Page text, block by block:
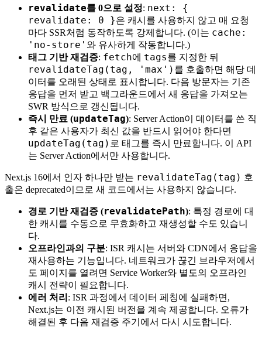
revalidate를 0으로 설정: next: {
revalidate: 0 }은 캐시를 사용하지 않고 매 요청
마다 SSR처럼 동작하도록 강제합니다. (이는 cache:
'no-store' 와 유사하게 작동합니다.)
태그 기반 재검증: fetch에 tags를 지정한 뒤
revalidateTag(tag, 'max') 를 호출하면 해당 데
이터를 오래된 상태로 표시합니다. 다음 방문자는 기존
응답을 먼저 받고 백그라운드에서 새 응답을 가져오는
SWR 방식으로 갱신됩니다.
즉시 만료 (updateTag): Server Action이 데이터를 쓴 직
후 같은 사용자가 최신 값을 반드시 읽어야 한다면
updateTag(tag) 로 태그를 즉시 만료합니다. 이 API
는 Server Action에서만 사용합니다.
Next.js 16에서 인자 하나만 받는 revalidateTag(tag) 호
출은 deprecated이므로 새 코드에서는 사용하지 않습니다.
경로 기반 재검증 (revalidatePath): 특정 경로에 대
한 캐시를 수동으로 무효화하고 재생성할 수도 있습니
다.
오프라인과의 구분: ISR 캐시는 서버와 CDN에서 응답을
재사용하는 기능입니다. 네트워크가 끊긴 브라우저에서
도 페이지를 열려면 Service Worker와 별도의 오프라인
캐시 전략이 필요합니다.
에러 처리 : ISR 과정에서 데이터 페칭에 실패하면,
Next.js는 이전 캐시된 버전을 계속 제공합니다. 오류가
해결된 후 다음 재검증 주기에서 다시 시도합니다.